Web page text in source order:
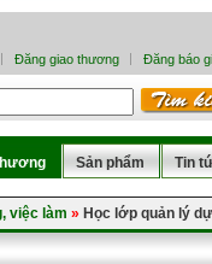
Đăng giao thương Đăng báo
Sản phẩm Tin
việc làm » Học lớp quản lý